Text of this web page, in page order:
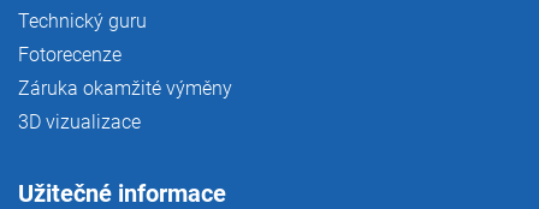
Technický guru
Fotorecenze
Záruka okamžité výměny
3D vizualizace
Užitečné informace